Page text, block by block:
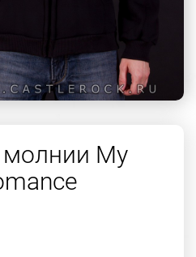
My